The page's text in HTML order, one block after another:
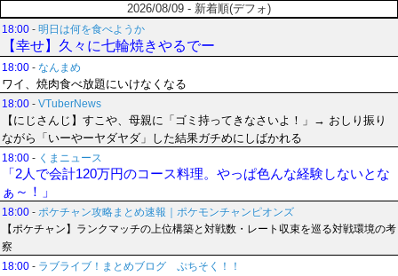
2026/08/09 - 新着順(デフォ)
18:00 - 明日は何を食べようか
【幸せ】久々に七輪焼きやるでー
18:00 - なんまめ
ワイ、焼肉食べ放題にいけなくなる
18:00 - VTuberNews
【にじさんじ】すこや、母親に「ゴミ持ってきなさいよ！」→ おしり振り
ながら「いーやーヤダヤダ」した結果ガチめにしばかれる
18:00 - くまニュース
「2人で会計120万円のコース料理。やっぱ色んな経験しないとな
ぁ～！」
18:00 - ポケチャン攻略まとめ速報｜ポケモンチャンピオンズ
【ポケチャン】ランクマッチの上位構築と対戦数・レート収束を巡る対戦環境の考
察
18:00 - ラブライブ！まとめブログ ぷちそく！！